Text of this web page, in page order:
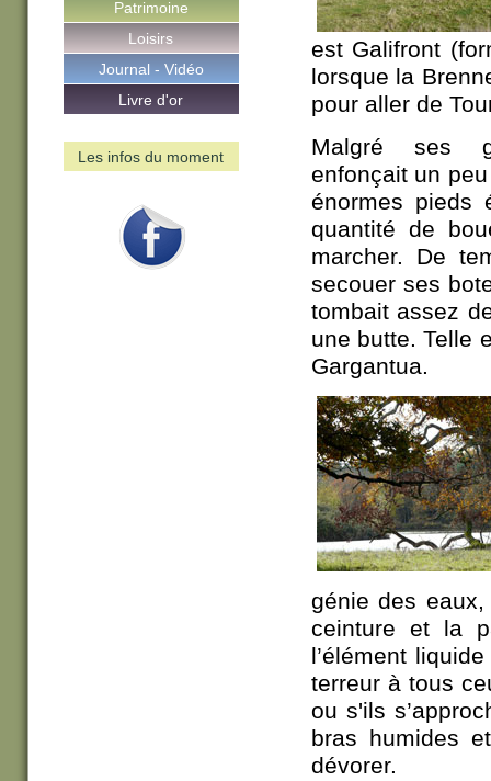
Patrimoine
Loisirs
Journal - Vidéo
Livre d'or
Les infos du moment
est Galifront
lorsque la
pour aller de
Malgré ses
enfonçait un
énormes pieds
quantité de
marcher. De
secouer ses
tombait assez
une butte. Telle
Gargantua.
génie des
ceinture et la
l’élément
terreur à tous
ou s'ils
bras humides
dévorer.